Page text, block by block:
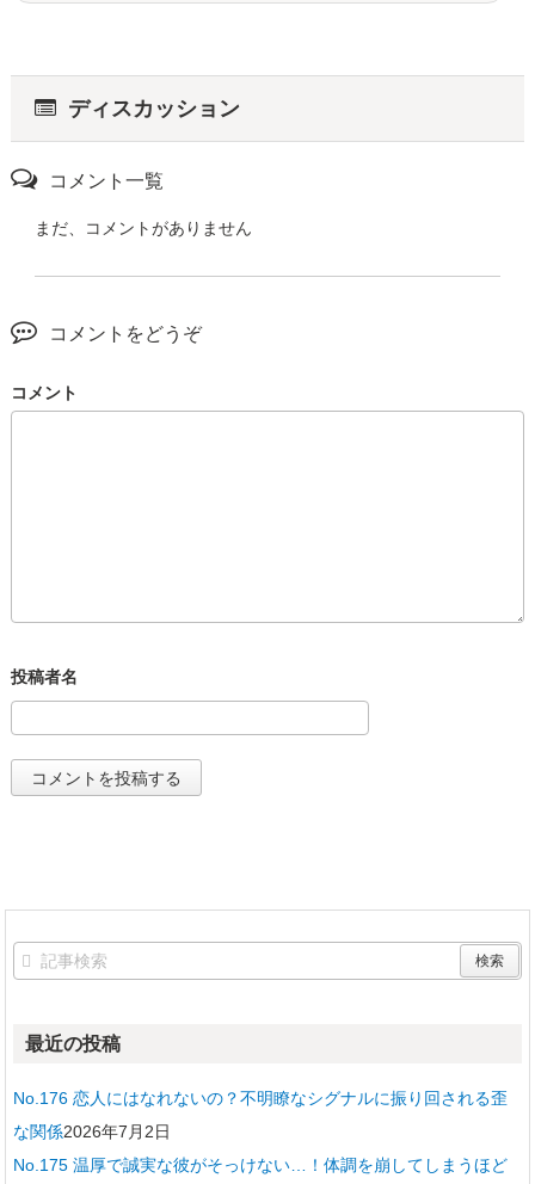
ディスカッション
コメント一覧
まだ、コメントがありません
コメントをどうぞ
コメント
最近の投稿
No.176 恋人にはなれないの？不明瞭なシグナルに振り回される歪
な関係2026年7月2日
No.175 温厚で誠実な彼がそっけない…！体調を崩してしまうほど